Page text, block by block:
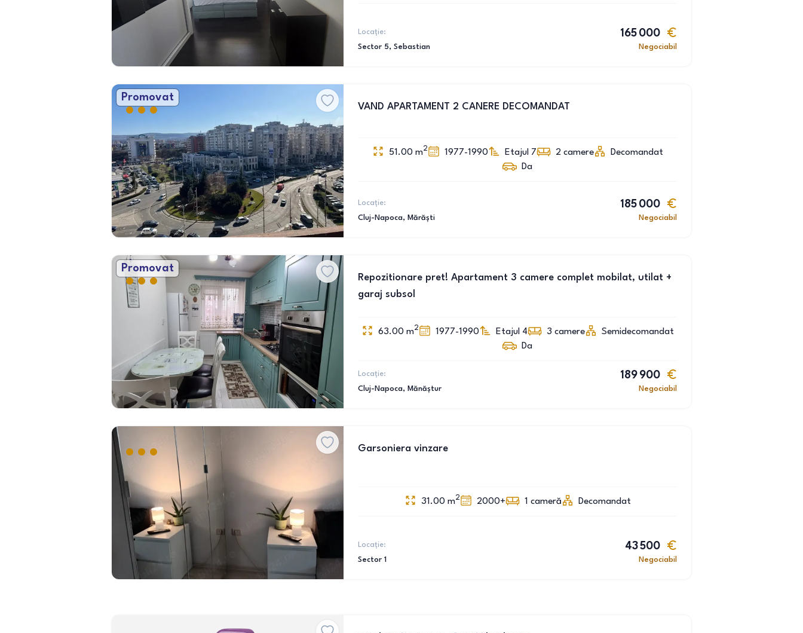
Locație:
Sector 5, Sebastian
165 000
Negociabil
Promovat
VAND APARTAMENT 2 CANERE DECOMANDAT
51.00 m2 1977-1990 Etajul 7 2 camere
Decomandat
Da
Locație:
Cluj-Napoca, Mărăști
185 000
Negociabil
Promovat
Repozitionare pret! Apartament 3 camere complet mobilat, utilat +
garaj subsol
63.00 m2 1977-1990 Etajul 4 3 camere
Semidecomandat
Da
Locație:
Cluj-Napoca, Mănăștur
189 900
Negociabil
Garsoniera vinzare
31.00 m2 2000+ 1 cameră Decomandat
Locație:
Sector 1
43 500
Negociabil